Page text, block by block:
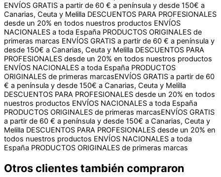
ENVÍOS GRATIS a partir de 60 € a península y desde 150€ a
Canarias, Ceuta y Melilla DESCUENTOS PARA PROFESIONALES
desde un 20% en todos nuestros productos ENVÍOS
NACIONALES a toda España PRODUCTOS ORIGINALES de
primeras marcas ENVÍOS GRATIS a partir de 60 € a península y
desde 150€ a Canarias, Ceuta y Melilla DESCUENTOS PARA
PROFESIONALES desde un 20% en todos nuestros productos
ENVÍOS NACIONALES a toda España PRODUCTOS
ORIGINALES de primeras marcasENVÍOS GRATIS a partir de 60
€ a península y desde 150€ a Canarias, Ceuta y Melilla
DESCUENTOS PARA PROFESIONALES desde un 20% en todos
nuestros productos ENVÍOS NACIONALES a toda España
PRODUCTOS ORIGINALES de primeras marcasENVÍOS GRATIS
a partir de 60 € a península y desde 150€ a Canarias, Ceuta y
Melilla DESCUENTOS PARA PROFESIONALES desde un 20% en
todos nuestros productos ENVÍOS NACIONALES a toda
España PRODUCTOS ORIGINALES de primeras marcas
Otros clientes también compraron